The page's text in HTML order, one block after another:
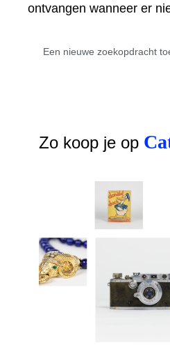
ontvangen wanneer er
Zo koop je op